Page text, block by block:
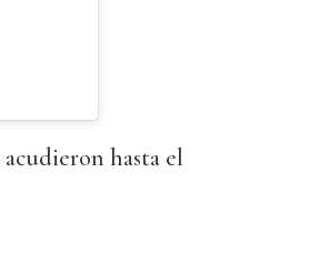
acudieron hasta el